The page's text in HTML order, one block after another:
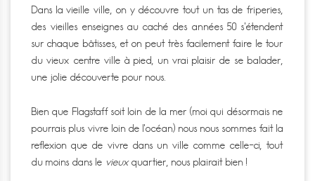
Dans la vieille ville, on y découvre tout un tas de friperies,
des vieilles enseignes au caché des années 50 s’étendent
sur chaque bâtisses, et on peut très facilement faire le tour
du vieux centre ville à pied, un vrai plaisir de se balader,
une jolie découverte pour nous.
Bien que Flagstaff soit loin de la mer (moi qui désormais ne
pourrais plus vivre loin de l’océan) nous nous sommes fait la
reflexion que de vivre dans un ville comme celle-ci, tout
du moins dans le vieuxquartier, nous plairait bien !